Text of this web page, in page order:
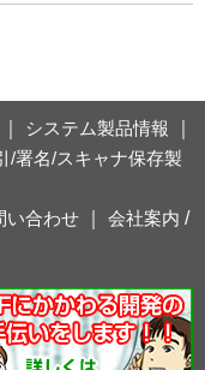
システム製品情報
/署名/スキャナ保存製
い合わせ 会社案内 /